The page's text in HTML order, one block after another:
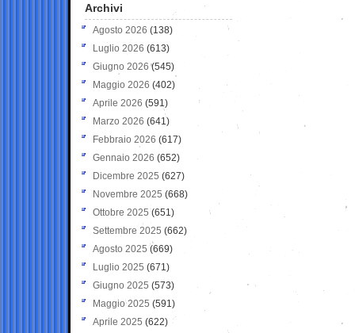
Archivi
Agosto 2026 (138)
Luglio 2026 (613)
Giugno 2026 (545)
Maggio 2026 (402)
Aprile 2026 (591)
Marzo 2026 (641)
Febbraio 2026 (617)
Gennaio 2026 (652)
Dicembre 2025 (627)
Novembre 2025 (668)
Ottobre 2025 (651)
Settembre 2025 (662)
Agosto 2025 (669)
Luglio 2025 (671)
Giugno 2025 (573)
Maggio 2025 (591)
Aprile 2025 (622)